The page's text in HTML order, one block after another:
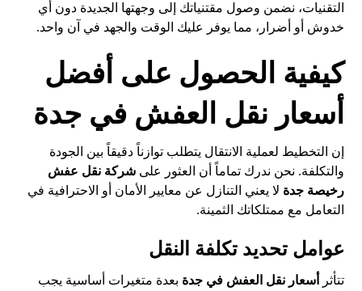
التقنيات، نضمن وصول مقتنياتك إلى وجهتها الجديدة دون أي
خدوش أو أضرار، مما يوفر عليك الوقت والجهد في آن واحد.
كيفية الحصول على أفضل
أسعار نقل العفش في جدة
إن التخطيط لعملية الانتقال يتطلب توازناً دقيقاً بين الجودة
والتكلفة. نحن ندرك تماماً أن العثور علىشركة نقل عفش
رخيصة جدة لا يعني التنازل عن معايير الأمان أو الاحترافية في
التعامل مع ممتلكاتك الثمينة.
عوامل تحديد تكلفة النقل
تتأثر أسعار نقل العفش في جدة بعدة متغيرات أساسية يجب